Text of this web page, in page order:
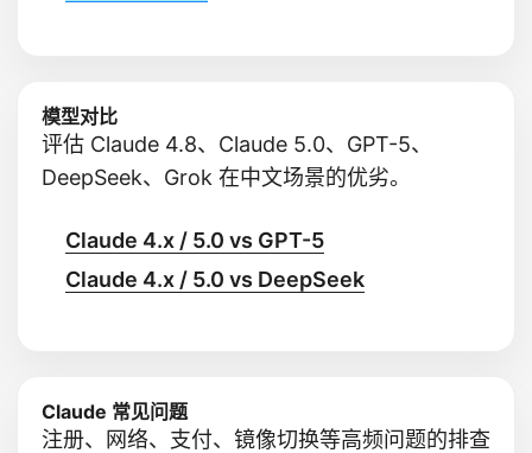
模型对比
评估 Claude 4.8、Claude 5.0、GPT-5、
DeepSeek、Grok 在中文场景的优劣。
Claude 4.x / 5.0 vs GPT-5
Claude 4.x / 5.0 vs DeepSeek
Claude 常见问题
注册、网络、支付、镜像切换等高频问题的排查